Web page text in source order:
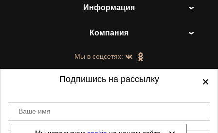
Информация
Компания
Мы в соцсетях:
©2021-2026 - ShoesTown.ru - все права
защищены.
Подпишись на рассылку
Ваше имя